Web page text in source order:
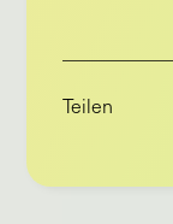
Teilen